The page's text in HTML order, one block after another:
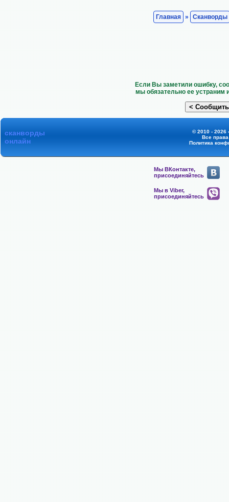
Главная » Сканворды
Если Вы заметили ошибку,
мы обязательно ее устраним
сканворды
онлайн
© 2010 - 2026
Все
Политика
Мы ВКонтакте,
присоединяйтесь
Мы в Viber,
присоединяйтесь